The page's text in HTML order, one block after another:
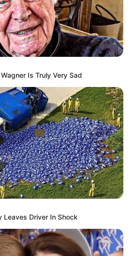
Is Truly Very Sad
Leaves Driver In Shock